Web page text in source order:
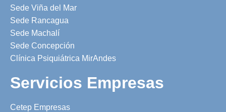
Sede Viña del Mar
Sede Rancagua
Sede Machalí
Sede Concepción
Clínica Psiquiátrica MirAndes
Servicios Empresas
Cetep Empresas